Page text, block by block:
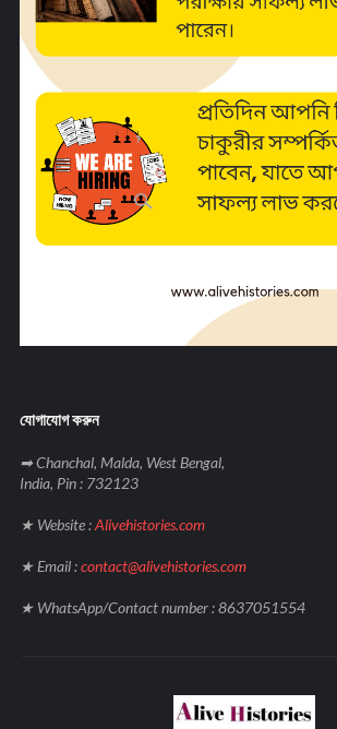
যোগাযোগ করুন
➡ Chanchal, Malda, West Bengal,
India, Pin : 732123
★ Website :Alivehistories.com
★ Email :contact@alivehistories.com
★ WhatsApp/Contact number : 8637051554